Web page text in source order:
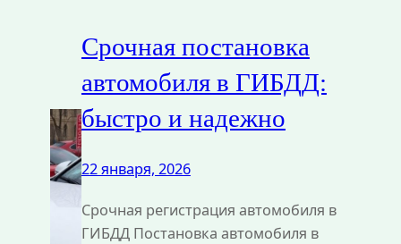
Срочная постановка
автомобиля в ГИБДД:
быстро и надежно
22 января, 2026
Срочная регистрация автомобиля в
ГИБДД Постановка автомобиля в